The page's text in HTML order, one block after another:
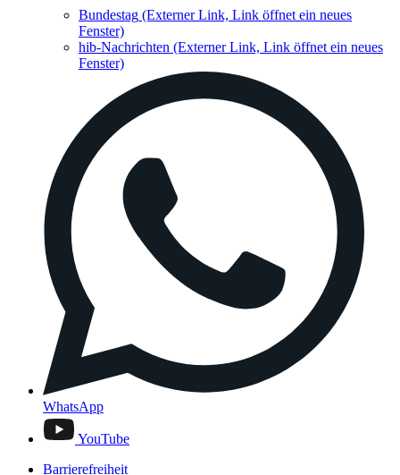
Bundestag (Externer Link, Link öffnet ein neues
Fenster)
hib-Nachrichten (Externer Link, Link öffnet ein neues
Fenster)
WhatsApp
YouTube
Barrierefreiheit